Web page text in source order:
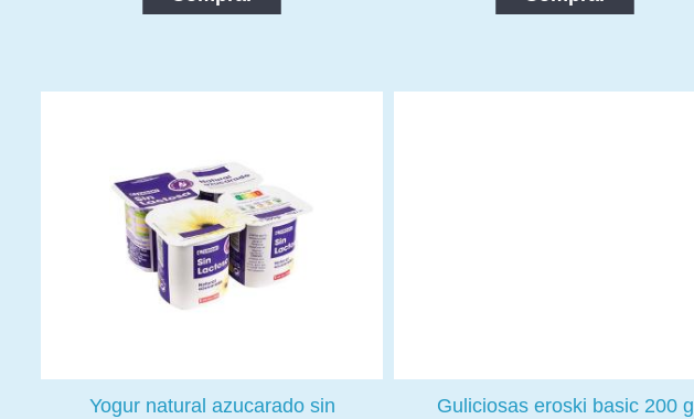
Yogur natural azucarado sin
Guliciosas eroski basic 200 g